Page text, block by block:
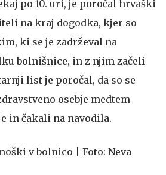
po 10. uri, je poročal hrvaški
na kraj dogodka, kjer so
ki se je zadrževal na
bolnišnice, in z njim začeli
list je poročal, da so se
osebje medtem
in čakali na navodila.